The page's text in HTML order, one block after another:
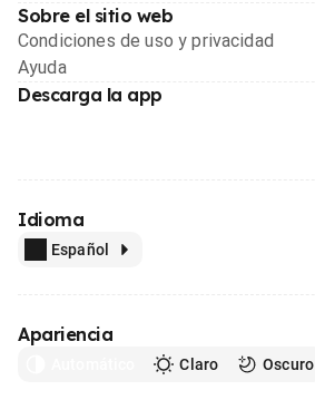
Sobre el sitio web
Condiciones de uso y privacidad
Ayuda
Descarga la app
Idioma
Español
Apariencia
Claro Oscuro